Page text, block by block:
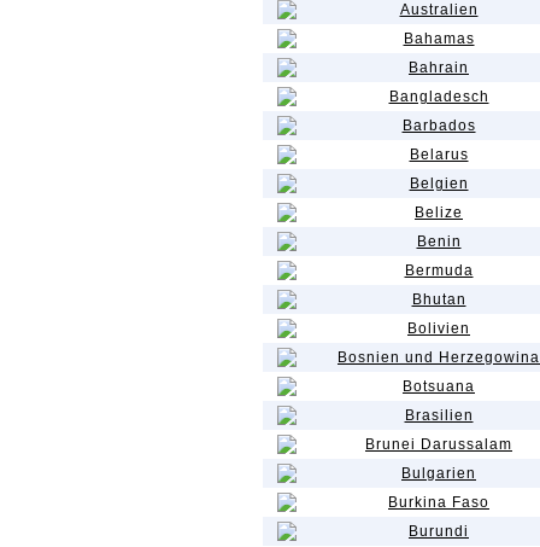
Australien
Bahamas
Bahrain
Bangladesch
Barbados
Belarus
Belgien
Belize
Benin
Bermuda
Bhutan
Bolivien
Bosnien und Herzegowina
Botsuana
Brasilien
Brunei Darussalam
Bulgarien
Burkina Faso
Burundi